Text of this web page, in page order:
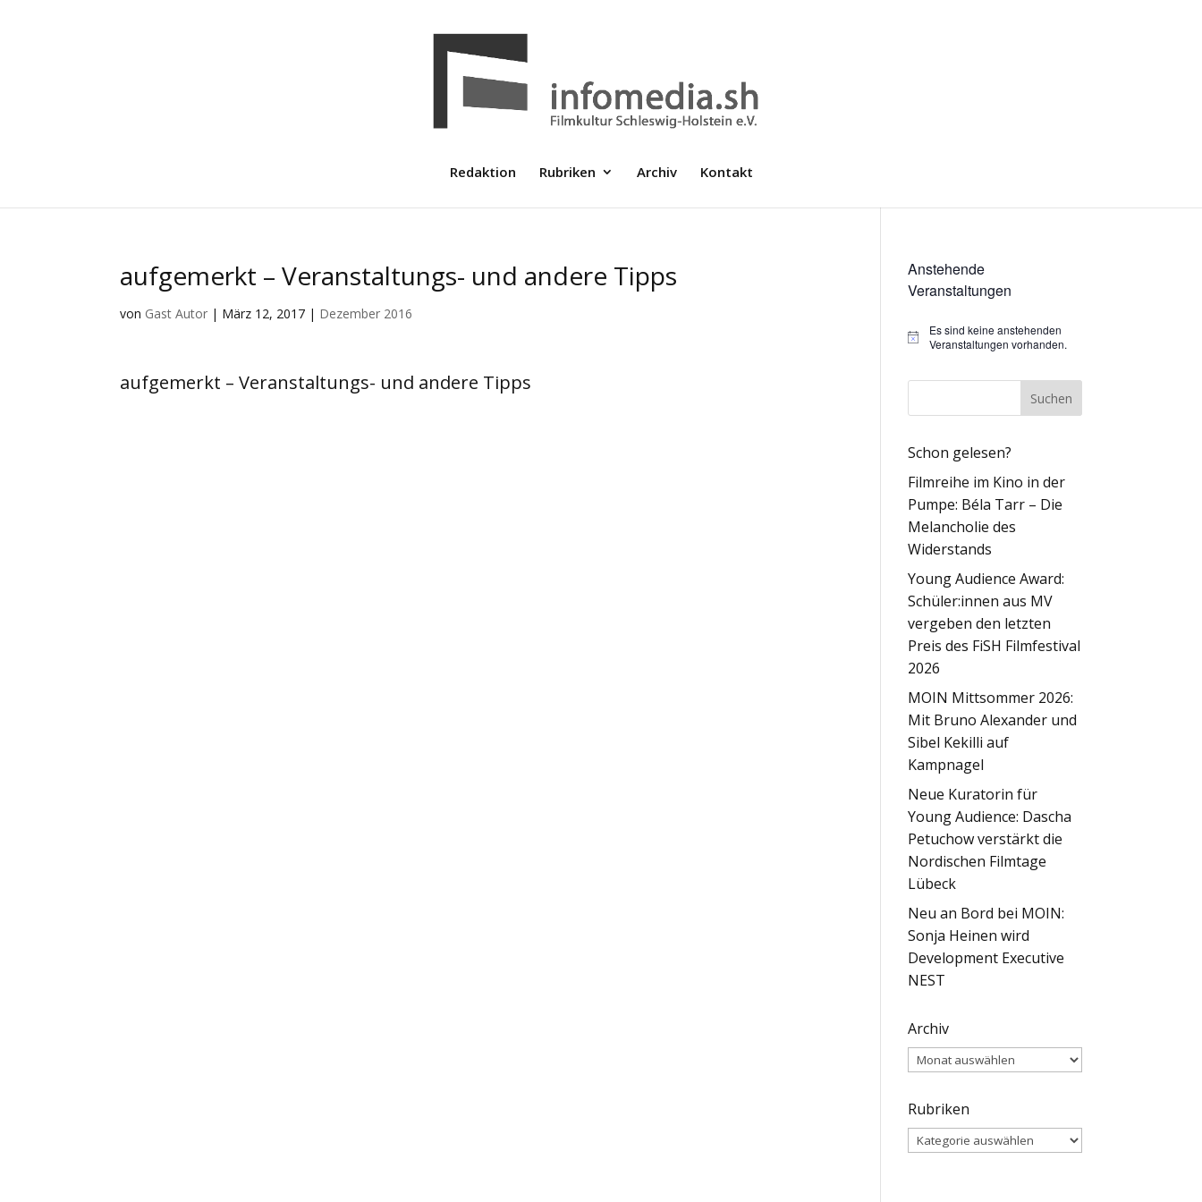
Redaktion Rubriken Archiv Kontakt
aufgemerkt – Veranstaltungs- und andere Tipps
von Gast Autor | März 12, 2017 | Dezember 2016
aufgemerkt – Veranstaltungs- und andere Tipps
Anstehende
Veranstaltungen
Hinweis
Es sind keine anstehenden
Veranstaltungen vorhanden.
Schon gelesen?
Filmreihe im Kino in der
Pumpe: Béla Tarr – Die
Melancholie des
Widerstands
Young Audience Award:
Schüler:innen aus MV
vergeben den letzten
Preis des FiSH Filmfestival
2026
MOIN Mittsommer 2026:
Mit Bruno Alexander und
Sibel Kekilli auf
Kampnagel
Neue Kuratorin für
Young Audience: Dascha
Petuchow verstärkt die
Nordischen Filmtage
Lübeck
Neu an Bord bei MOIN:
Sonja Heinen wird
Development Executive
NEST
Archiv
Archiv
Rubriken
Rubriken